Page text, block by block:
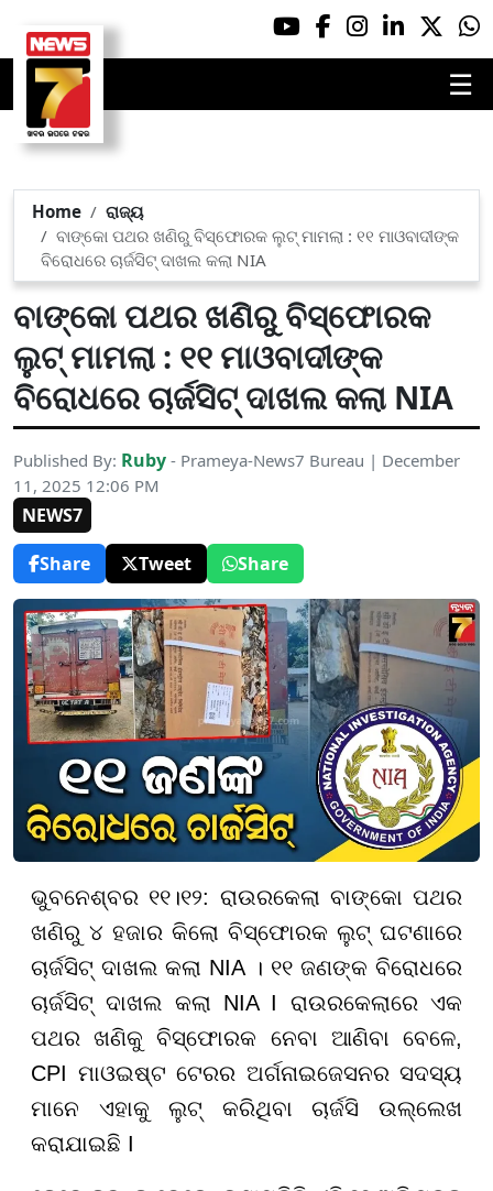
☰
Home
ରାଜ୍ୟ
ବାଙ୍କୋ ପଥର ଖଣିରୁ ବିସ୍ଫୋରକ ଲୁଟ୍ ମାମଲା : ୧୧ ମାଓବାଦୀଙ୍କ
ବିରୋଧରେ ଚାର୍ଜସିଟ୍ ଦାଖଲ କଲା NIA
ବାଙ୍କୋ ପଥର ଖଣିରୁ ବିସ୍ଫୋରକ
ଲୁଟ୍ ମାମଲା : ୧୧ ମାଓବାଦୀଙ୍କ
ବିରୋଧରେ ଚାର୍ଜସିଟ୍ ଦାଖଲ କଲା NIA
Published By: Ruby - Prameya-News7 Bureau | December
11, 2025 12:06 PM
NEWS7
Share
Tweet Share
ଭୁବନେଶ୍ବର ୧୧।୧୨: ରାଉରକେଲା ବାଙ୍କୋ ପଥର
ଖଣିରୁ ୪ ହଜାର କିଲୋ ବିସ୍ଫୋରକ ଲୁଟ୍ ଘଟଣାରେ
ଚାର୍ଜସିଟ୍ ଦାଖଲ କଲା NIA । ୧୧ ଜଣଙ୍କ ବିରୋଧରେ
ଚାର୍ଜସିଟ୍ ଦାଖଲ କଲା NIA I ରାଉରକେଲାରେ ଏକ
ପଥର ଖଣିକୁ ବିସ୍ଫୋରକ ନେବା ଆଣିବା ବେଳେ,
CPI ମାଓଇଷ୍ଟ ଟେରର ଅର୍ଗନାଇଜେସନର ସଦସ୍ୟ
ମାନେ ଏହାକୁ ଲୁଟ୍ କରିଥିବା ଚାର୍ଜସି ଉଲ୍ଲେଖ
କରାଯାଇଛି I